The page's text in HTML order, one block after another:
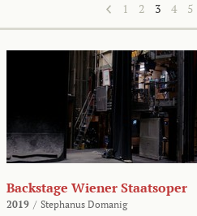
1 2 3 4 5
Backstage Wiener Staatsoper
2019 / Stephanus Domanig